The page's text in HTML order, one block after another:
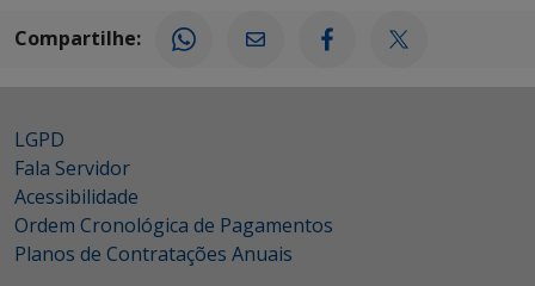
Compartilhe:
LGPD
Fala Servidor
Acessibilidade
Ordem Cronológica de Pagamentos
Planos de Contratações Anuais